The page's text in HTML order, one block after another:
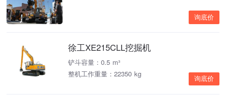
询底价
徐工XE215CLL挖掘机
铲斗容量：0.5 m³
整机工作重量：22350 kg
询底价